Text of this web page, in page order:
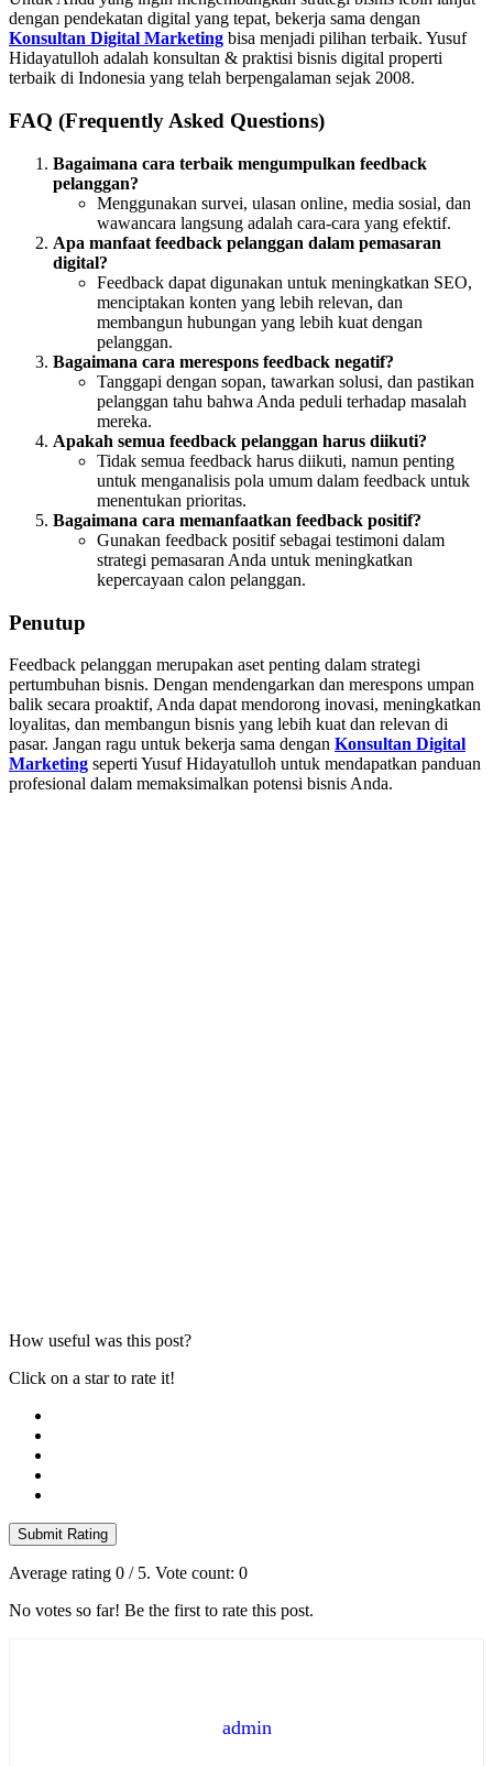
dengan pendekatan digital yang tepat, bekerja sama dengan
Konsultan Digital Marketing bisa menjadi pilihan terbaik. Yusuf
Hidayatulloh adalah konsultan & praktisi bisnis digital properti
terbaik di Indonesia yang telah berpengalaman sejak 2008.
FAQ (Frequently Asked Questions)
Bagaimana cara terbaik mengumpulkan feedback
pelanggan?
Menggunakan survei, ulasan online, media sosial, dan
wawancara langsung adalah cara-cara yang efektif.
Apa manfaat feedback pelanggan dalam pemasaran
digital?
Feedback dapat digunakan untuk meningkatkan SEO,
menciptakan konten yang lebih relevan, dan
membangun hubungan yang lebih kuat dengan
pelanggan.
Bagaimana cara merespons feedback negatif?
Tanggapi dengan sopan, tawarkan solusi, dan pastikan
pelanggan tahu bahwa Anda peduli terhadap masalah
mereka.
Apakah semua feedback pelanggan harus diikuti?
Tidak semua feedback harus diikuti, namun penting
untuk menganalisis pola umum dalam feedback untuk
menentukan prioritas.
Bagaimana cara memanfaatkan feedback positif?
Gunakan feedback positif sebagai testimoni dalam
strategi pemasaran Anda untuk meningkatkan
kepercayaan calon pelanggan.
Penutup
Feedback pelanggan merupakan aset penting dalam strategi
pertumbuhan bisnis. Dengan mendengarkan dan merespons umpan
balik secara proaktif, Anda dapat mendorong inovasi, meningkatkan
loyalitas, dan membangun bisnis yang lebih kuat dan relevan di
pasar. Jangan ragu untuk bekerja sama dengan Konsultan Digital
Marketing seperti Yusuf Hidayatulloh untuk mendapatkan panduan
profesional dalam memaksimalkan potensi bisnis Anda.
How useful was this post?
Click on a star to rate it!
Submit Rating
Average rating 0 / 5. Vote count: 0
No votes so far! Be the first to rate this post.
admin